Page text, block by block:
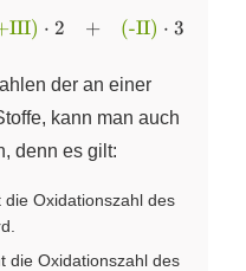
~
\cdot
II)}}
\end{array}
⋅ 2 + (-II) ⋅ 3
der an einer
kann man auch
denn es gilt:
Oxidationszahl des
die Oxidationszahl des